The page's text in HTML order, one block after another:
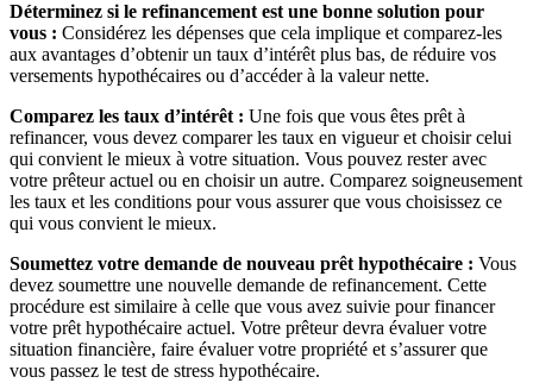
Déterminez si le refinancement est une bonne solution pour
vous : Considérez les dépenses que cela implique et comparez-les
aux avantages d’obtenir un taux d’intérêt plus bas, de réduire vos
versements hypothécaires ou d’accéder à la valeur nette.
Comparez les taux d’intérêt : Une fois que vous êtes prêt à
refinancer, vous devez comparer les taux en vigueur et choisir celui
qui convient le mieux à votre situation. Vous pouvez rester avec
votre prêteur actuel ou en choisir un autre. Comparez soigneusement
les taux et les conditions pour vous assurer que vous choisissez ce
qui vous convient le mieux.
Soumettez votre demande de nouveau prêt hypothécaire : Vous
devez soumettre une nouvelle demande de refinancement. Cette
procédure est similaire à celle que vous avez suivie pour financer
votre prêt hypothécaire actuel. Votre prêteur devra évaluer votre
situation financière, faire évaluer votre propriété et s’assurer que
vous passez le test de stress hypothécaire.